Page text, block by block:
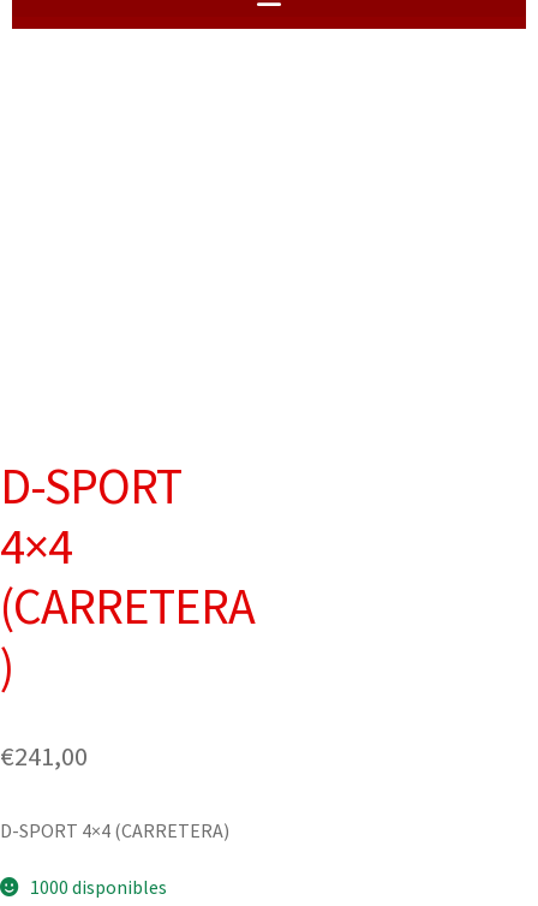
D-SPORT
4×4
(CARRETERA
)
€241,00
D-SPORT 4×4 (CARRETERA)
1000 disponibles